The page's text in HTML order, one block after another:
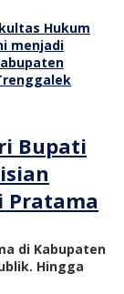
Bupati
Pratama
di Kabupaten
Hingga